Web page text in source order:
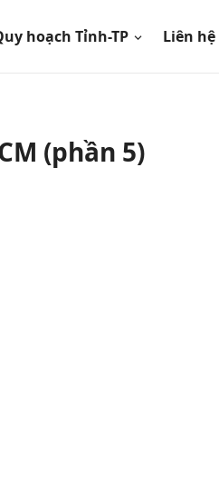
hoạch Tỉnh-TP Liên hệ
(phần 5)